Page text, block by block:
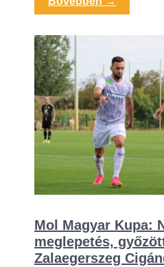
Mol Magyar Kupa:
meglepetés,
Zalaegerszeg